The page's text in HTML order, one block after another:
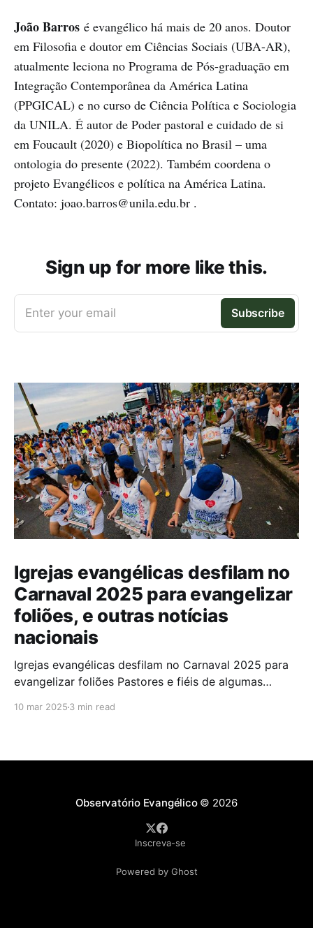
João Barros é evangélico há mais de 20 anos. Doutor
em Filosofia e doutor em Ciências Sociais (UBA-AR),
atualmente leciona no Programa de Pós-graduação em
Integração Contemporânea da América Latina
(PPGICAL) e no curso de Ciência Política e Sociologia
da UNILA. É autor de Poder pastoral e cuidado de si
em Foucault (2020) e Biopolítica no Brasil – uma
ontologia do presente (2022). Também coordena o
projeto Evangélicos e política na América Latina.
Contato: joao.barros@unila.edu.br .
Sign up for more like this.
Enter your email Subscribe
Igrejas evangélicas desfilam no
Carnaval 2025 para evangelizar
foliões, e outras notícias
nacionais
Igrejas evangélicas desfilam no Carnaval 2025 para
evangelizar foliões Pastores e fiéis de algumas
10 mar 2025 3 min read
Observatório Evangélico© 2026
Inscreva-se
Powered by Ghost